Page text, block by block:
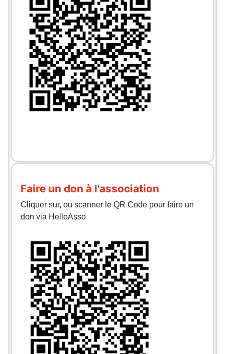
Faire un don à l'association
Cliquer sur, ou scanner le QR Code pour faire un
don via HelloAsso